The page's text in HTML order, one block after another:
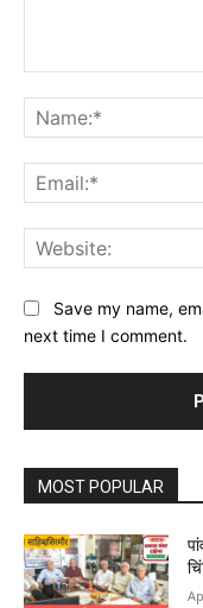
Save my name,
next time I comment.
MOST POPULAR